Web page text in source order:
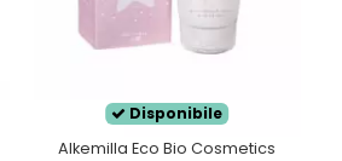
Disponibile
Alkemilla Eco Bio Cosmetics